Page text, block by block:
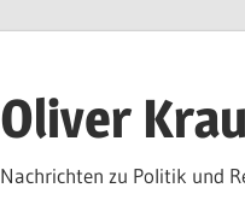
Oliver
Nachrichten zu Politik und